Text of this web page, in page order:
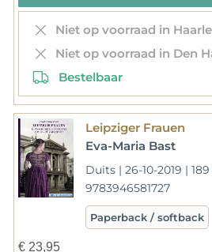
Niet op voorraad in
Niet op voorraad in Den
Bestelbaar
Leipziger Frauen
Eva-Maria Bast
Duits | 26-10-2019 |
9783946581727
Paperback / softback
€23,95